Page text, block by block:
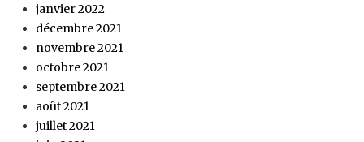
janvier 2022
décembre 2021
novembre 2021
octobre 2021
septembre 2021
août 2021
juillet 2021